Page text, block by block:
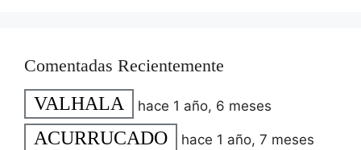
Comentadas Recientemente
VALHALA hace 1 año, 6 meses
ACURRUCADO hace 1 año, 7 meses